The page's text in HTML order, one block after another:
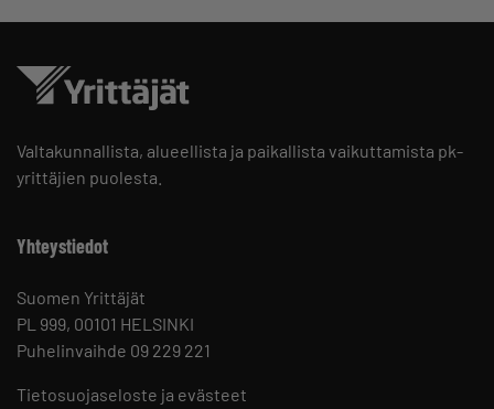
Valtakunnallista, alueellista ja paikallista vaikuttamista pk-
yrittäjien puolesta.
Yhteystiedot
Suomen Yrittäjät
PL 999, 00101 HELSINKI
Puhelinvaihde 09 229 221
Tietosuojaseloste ja evästeet